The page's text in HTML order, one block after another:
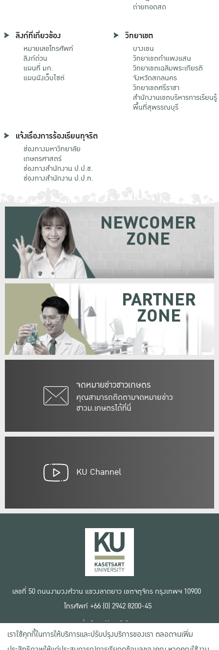
ถ่ายทอดสด
ลิงก์ที่เกี่ยวข้อง
หมายเลขโทรศัพท์
ลิงก์ด่วน
แผนที่ มก.
แผนผังเว็บไซต์
วิทยาเขต
บางเขน
วิทยาเขตกําแพงแสน
วิทยาเขตเฉลิมพระเกียรติ
จังหวัดสกลนคร
วิทยาเขตศรีราชา
สำนักงานเขตบริหารการเรียนรู้
พื้นที่สุพรรณบุรี
แจ้งเรื่องการร้องเรียนทุจริต
ช่องทางมหาวิทยาลัย
เกษตรศาสตร์
ช่องทางสำนักงาน ป.ป.ช.
ช่องทางสำนักงาน ป.ป.ท.
จดหมายข่าวชาวเกษตร
คุณสามารถติดตามจดหมายข่าว
ชาวม.เกษตรได้ที่นี่
NEWCOMER
ZONE
PARTNER
ZONE
KU Channel
เลขที่ 50 ถนนงามวงศ์วาน แขวงลาดยาว เขตจตุจักร กรุงเทพฯ 10900
โทรศัพท์ +66 (0) 2942 8200-45
เงื่อนไขการใช้งานเว็บไซต์
ข้อตกลงด้านสิทธิ์ใช้งาน
นโยบายความเป็นส่วนตัว
เราใช้คุกกี้ในการให้บริการและปรับปรุงบริการของเรา ตลอดจนเพิ่ม